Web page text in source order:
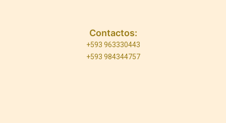
Contactos:
+593 963330443
+593 984344757